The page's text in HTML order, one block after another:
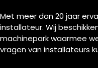
Met meer dan 20 jaar
installateur. Wij
machinepark waarmee
vragen van installateurs